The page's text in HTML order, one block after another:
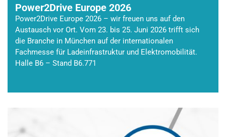
Power2Drive Europe 2026
Power2Drive Europe 2026 – wir freuen uns auf den
Austausch vor Ort. Vom 23. bis 25. Juni 2026 trifft sich
die Branche in München auf der internationalen
Fachmesse für Ladeinfrastruktur und Elektromobilität.
Halle B6 – Stand B6.771